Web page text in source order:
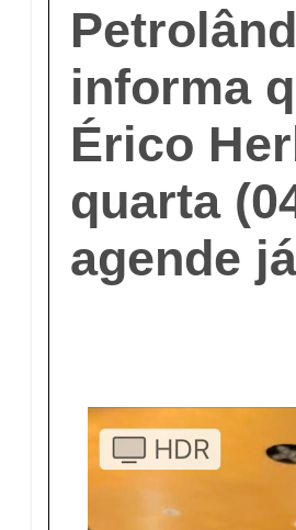
informa
Érico
quarta
agende